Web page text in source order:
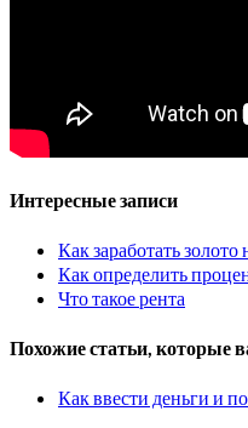
Интересные записи
Как заработать
Как определить
Что такое рента
Похожие статьи, которые
Как ввести деньги и